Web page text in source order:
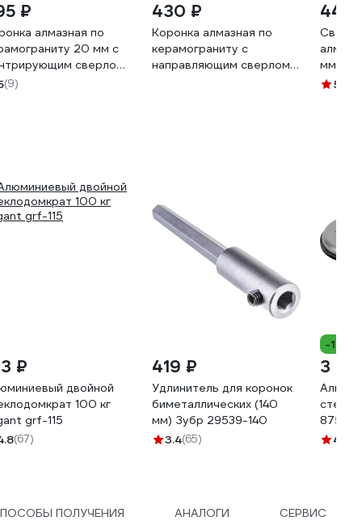
₽
алмазная по
20 мм с
сверлом
T469485
(9)
430 ₽
Коронка алмазная по
керамограниту с
направляющим сверлом
441
мм
5
₽
двойной
100 кг
grf-115
(67)
419 ₽
Удлинитель для коронок
биметаллических (140
мм) Зубр 29539-140
3.4(65)
-11%
3
4.8
ПОЛУЧЕНИЯ АНАЛОГИ СЕРВИС